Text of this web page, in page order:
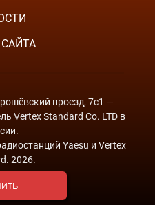
проезд, 7с1 —
Vertex Standard Co. LTD в
Yaesu и Vertex
2026.